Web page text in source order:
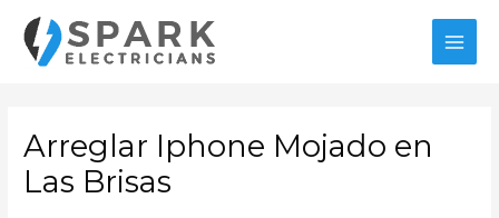
contenido
Arreglar Iphone Mojado en
Las Brisas